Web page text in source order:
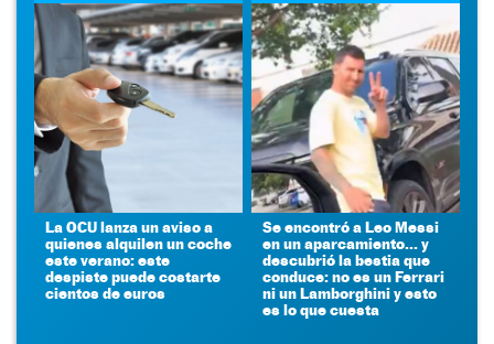
La OCU lanza un aviso a
quienes alquilen un coche
este verano: este
despiste puede costarte
cientos de euros
Se encontró a Leo Messi
en un aparcamiento... y
descubrió la bestia que
conduce: no es un Ferrari
ni un Lamborghini y esto
es lo que cuesta